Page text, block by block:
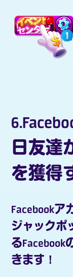
日友達
を獲得
Facebook
ジャックポ
る
きます！